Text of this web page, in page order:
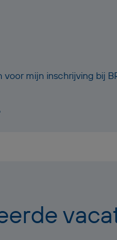
mijn inschrijving bij